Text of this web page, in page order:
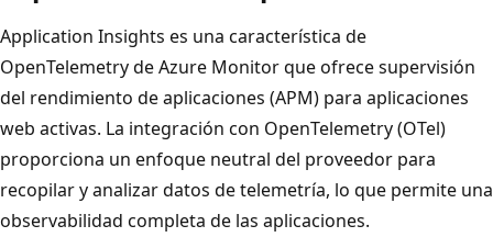
Application Insights es una característica de
OpenTelemetry de Azure Monitor que ofrece supervisión
del rendimiento de aplicaciones (APM) para aplicaciones
web activas. La integración con OpenTelemetry (OTel)
proporciona un enfoque neutral del proveedor para
recopilar y analizar datos de telemetría, lo que permite una
observabilidad completa de las aplicaciones.